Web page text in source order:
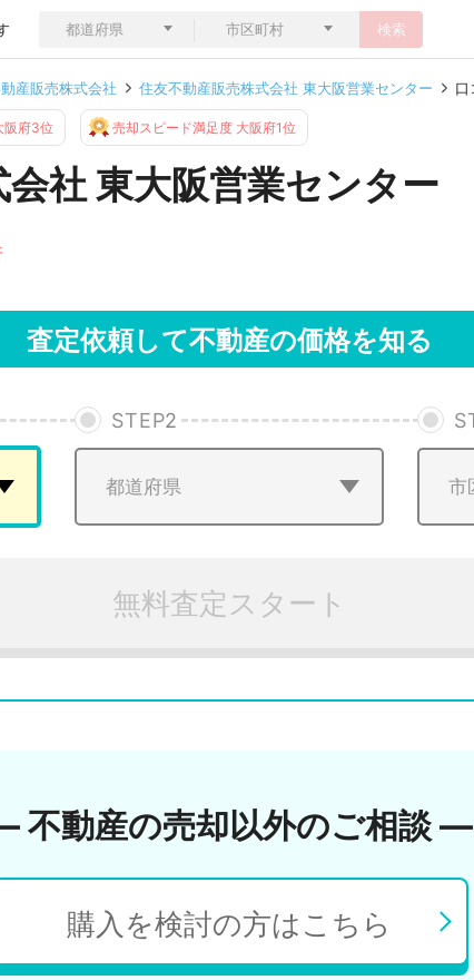
検索
産販売株式会社 住友不動産販売株式会社 東大阪営業センター 口
阪府3位 売却スピード満足度 大阪府1位
社 東大阪営業センター
査定依頼して不動産の価格を知る
STEP2
無料査定スタート
不動産の売却以外のご相談 ―
購入を検討の方はこちら